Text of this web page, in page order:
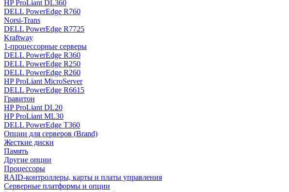
HP ProLiant DL360
DELL PowerEdge R760
Norsi-Trans
DELL PowerEdge R7725
Kraftway
1-процессорные серверы
DELL PowerEdge R360
DELL PowerEdge R250
DELL PowerEdge R260
HP ProLiant MicroServer
DELL PowerEdge R6615
Гравитон
HP ProLiant DL20
HP ProLiant ML30
DELL PowerEdge T360
Опции для серверов (Brand)
Жесткие диски
Память
Другие опции
Процессоры
RAID-контроллеры, карты и платы управления
Серверные платформы и опции